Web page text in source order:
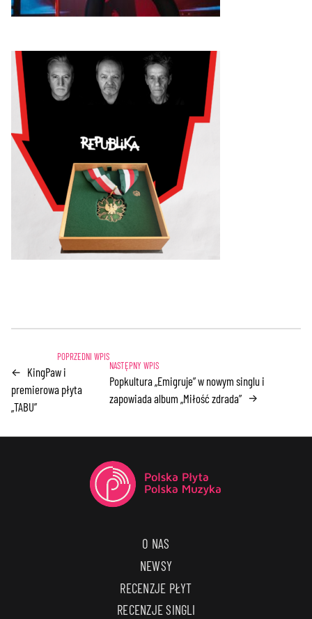
← KingPaw i
premierowa płyta
„TABU”
Popkultura „Emigruje” w nowym singlu i
zapowiada album „Miłość zdrada” →
O NAS
NEWSY
RECENZJE PŁYT
RECENZJE SINGLI